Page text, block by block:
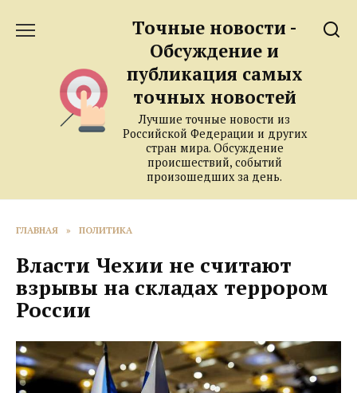
Точные новости -
Обсуждение и
публикация самых
точных новостей
Лучшие точные новости из
Российской Федерации и других
стран мира. Обсуждение
происшествий, событий
произошедших за день.
ГЛАВНАЯ » ПОЛИТИКА
Власти Чехии не считают
взрывы на складах террором
России